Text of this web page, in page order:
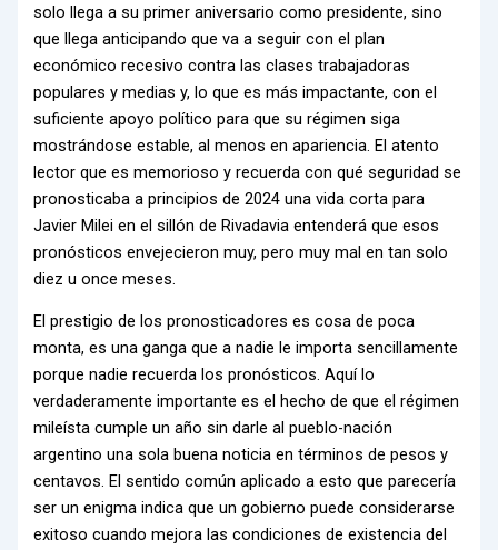
solo llega a su primer aniversario como presidente, sino
que llega anticipando que va a seguir con el plan
económico recesivo contra las clases trabajadoras
populares y medias y, lo que es más impactante, con el
suficiente apoyo político para que su régimen siga
mostrándose estable, al menos en apariencia. El atento
lector que es memorioso y recuerda con qué seguridad se
pronosticaba a principios de 2024 una vida corta para
Javier Milei en el sillón de Rivadavia entenderá que esos
pronósticos envejecieron muy, pero muy mal en tan solo
diez u once meses.
El prestigio de los pronosticadores es cosa de poca
monta, es una ganga que a nadie le importa sencillamente
porque nadie recuerda los pronósticos. Aquí lo
verdaderamente importante es el hecho de que el régimen
mileísta cumple un año sin darle al pueblo-nación
argentino una sola buena noticia en términos de pesos y
centavos. El sentido común aplicado a esto que parecería
ser un enigma indica que un gobierno puede considerarse
exitoso cuando mejora las condiciones de existencia del